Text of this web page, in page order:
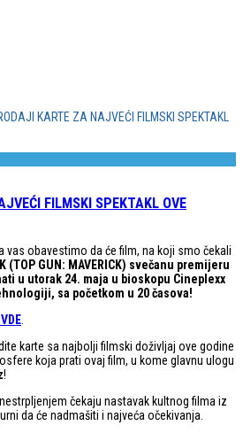
KARTE ZA NAJVEĆI FILMSKI SPEKTAKL
FILMSKI SPEKTAKL OVE
vas obavestimo da će film, na koji smo čekali
(TOP GUN: MAVERICK) svečanu premijeru
u utorak 24. maja u bioskopu Cineplexx
sa početkom u 20 časova!
karte sa najbolji filmski doživljaj ove godine
koja prati ovaj film, u kome glavnu ulogu
!
čekaju nastavak kultnog filma iz
da će nadmašiti i najveća očekivanja.